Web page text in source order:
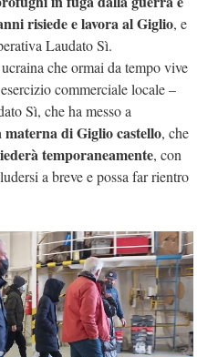
risiede e lavora al Giglio, e
Laudato Sì.
che ormai da tempo vive
commerciale locale –
Sì, che ha messo a
materna di Giglio castello, che
temporaneamente, con
a breve e possa far rientro